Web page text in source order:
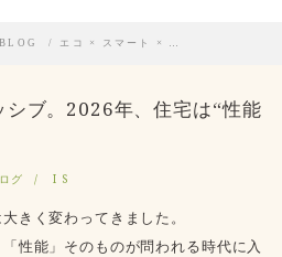
エコ × スマート × …
ブ。2026年、住宅は“性能
グ I S
きく変わってきました。
性能」そのものが問われる時代に入